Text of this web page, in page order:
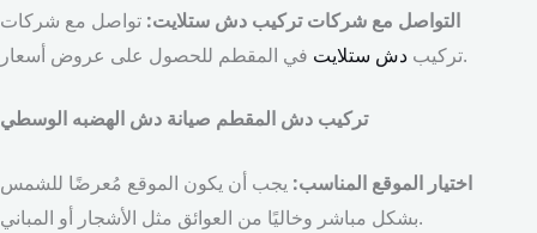
التواصل مع شركات تركيب دش ستلايت: تواصل مع شركات
تركيب دش ستلايت في المقطم للحصول على عروض أسعار.
تركيب دش المقطم صيانة دش الهضبه الوسطي
اختيار الموقع المناسب: يجب أن يكون الموقع مُعرضًا للشمس
بشكل مباشر وخاليًا من العوائق مثل الأشجار أو المباني.